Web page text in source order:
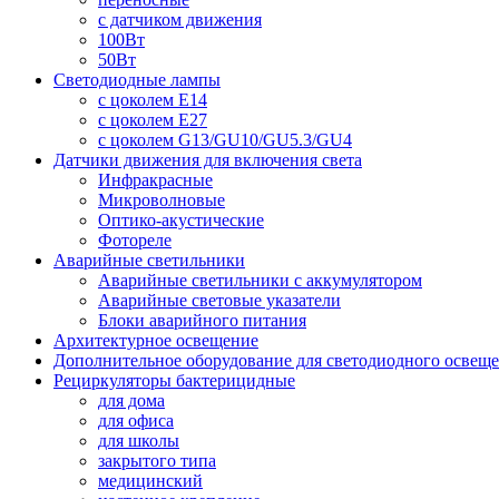
с датчиком движения
100Вт
50Вт
Светодиодные лампы
с цоколем E14
с цоколем E27
с цоколем G13/GU10/GU5.3/GU4
Датчики движения для включения света
Инфракрасные
Микроволновые
Оптико-акустические
Фотореле
Аварийные светильники
Аварийные светильники с аккумулятором
Аварийные световые указатели
Блоки аварийного питания
Архитектурное освещение
Дополнительное оборудование для светодиодного
Рециркуляторы бактерицидные
для дома
для офиса
для школы
закрытого типа
медицинский